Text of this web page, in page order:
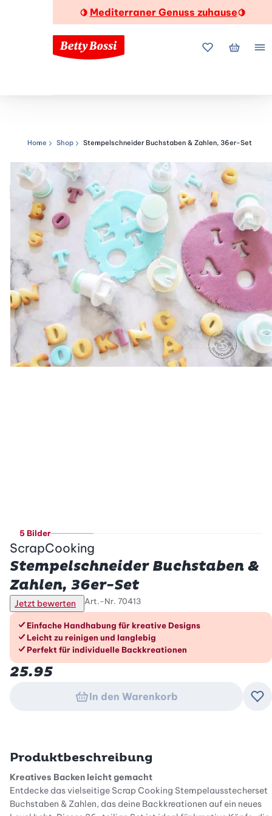
🍋 Mediterraner Genuss zuhause🍋
MeineMein
Navigationspfad
Home Shop Stempelschneider Buchstaben & Zahlen, 36er-Set
5 Bilder
ScrapCooking
Stempelschneider Buchstaben &
Zahlen, 36er-Set
Jetzt bewerten Art.-Nr. 70413
Die Vorteile im Überblick
Einfache Handhabung für kreative Designs
Leicht zu reinigen und langlebig
Perfekt für individuelle Backkreationen
25.95
In den Warenkorb
Produktbeschreibung
Kreatives Backen leicht gemacht
Entdecke das vielseitige Scrap Cooking Stempelausstecherset
Buchstaben & Zahlen, das deine Backkreationen auf ein neues